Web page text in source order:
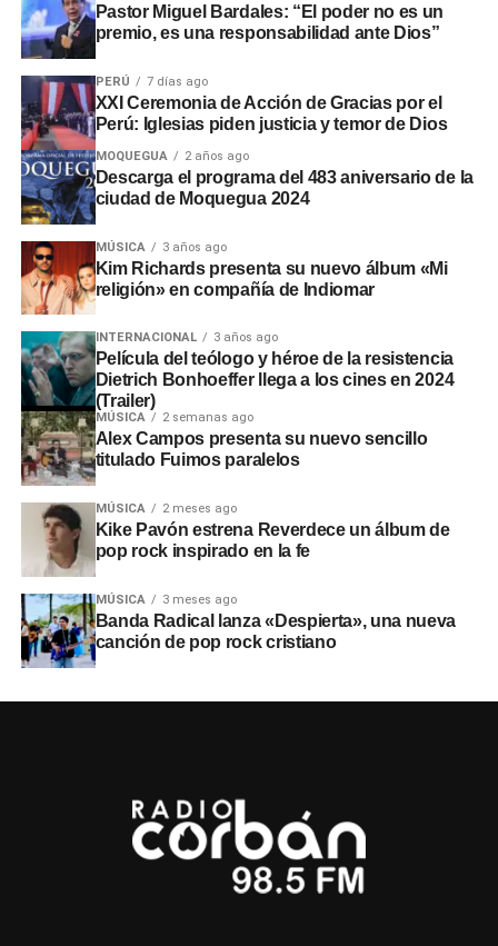
Pastor Miguel Bardales: “El poder no es un
premio, es una responsabilidad ante Dios”
PERÚ 7 días ago
XXI Ceremonia de Acción de Gracias por el
Perú: Iglesias piden justicia y temor de Dios
MOQUEGUA 2 años ago
Descarga el programa del 483 aniversario de la
ciudad de Moquegua 2024
MÚSICA 3 años ago
Kim Richards presenta su nuevo álbum «Mi
religión» en compañía de Indiomar
INTERNACIONAL 3 años ago
Película del teólogo y héroe de la resistencia
Dietrich Bonhoeffer llega a los cines en 2024
(Trailer)
MÚSICA 2 semanas ago
Alex Campos presenta su nuevo sencillo
titulado Fuimos paralelos
MÚSICA 2 meses ago
Kike Pavón estrena Reverdece un álbum de
pop rock inspirado en la fe
MÚSICA 3 meses ago
Banda Radical lanza «Despierta», una nueva
canción de pop rock cristiano